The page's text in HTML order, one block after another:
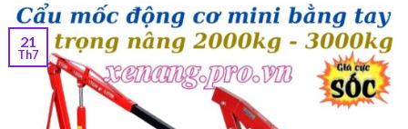
21
Th7